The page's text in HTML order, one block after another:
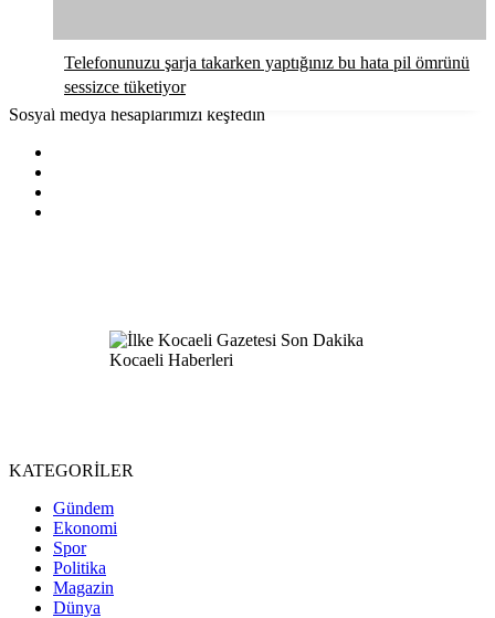
Telefonunuzu şarja takarken yaptığınız bu hata pil ömrünü
sessizce tüketiyor
Sosyal medya hesaplarımızı keşfedin
KATEGORİLER
Gündem
Ekonomi
Spor
Politika
Magazin
Dünya